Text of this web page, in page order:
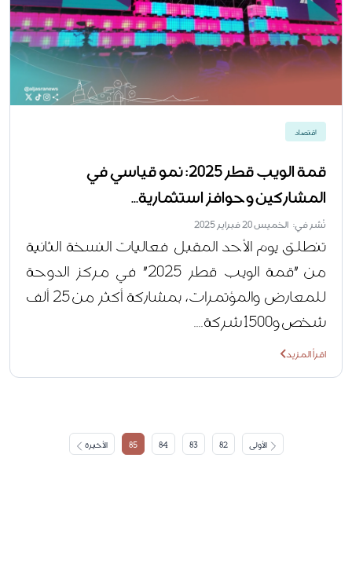
اقتصاد
قمة الويب قطر 2025: نمو قياسي في
المشاركين وحوافز استثمارية...
نُشر في: الخميس 20 فبراير 2025
تنطلق يوم الأحد المقبل فعاليات النسخة الثانية
من "قمة الويب قطر 2025" في مركز الدوحة
للمعارض والمؤتمرات، بمشاركة أكثر من 25 ألف
شخص و1500 شركة....
اقرأ المزيد
الأولى 82
83
84
85 الأخيرة